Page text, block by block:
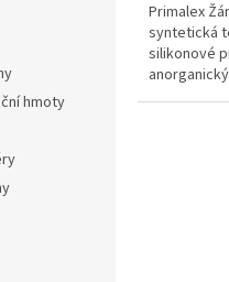
hmoty
Primalex
syntetická
silikonové
dokáže
až 700°C,